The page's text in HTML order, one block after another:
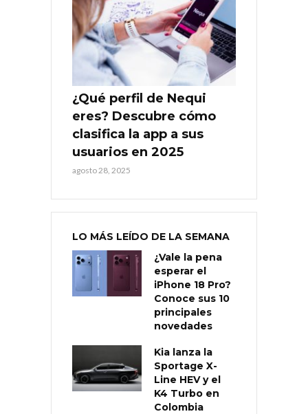
¿Qué perfil de Nequi
eres? Descubre cómo
clasifica la app a sus
usuarios en 2025
agosto 28, 2025
LO MÁS LEÍDO DE LA SEMANA
¿Vale la pena
esperar el
iPhone 18 Pro?
Conoce sus 10
principales
novedades
Kia lanza la
Sportage X-
Line HEV y el
K4 Turbo en
Colombia